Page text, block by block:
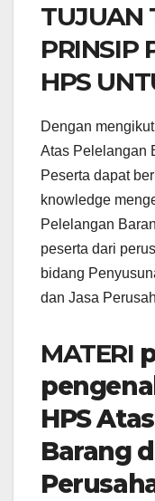
TUJUAN
PRINSIP
HPS
Dengan
Atas Pelelangan
Peserta dapat
knowledge
Pelelangan
peserta dari
bidang
dan Jasa
MATERI
HPS
Barang